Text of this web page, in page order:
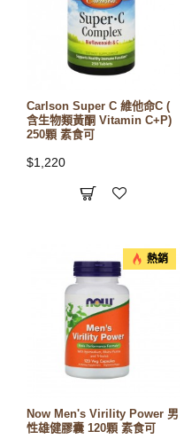
Carlson Super C 維他命C (
含生物類黃酮 Vitamin C+P)
250顆 素食可
$1,220
熱銷
Now Men's Virility Power 男
性雄健膠囊 120顆 素食可